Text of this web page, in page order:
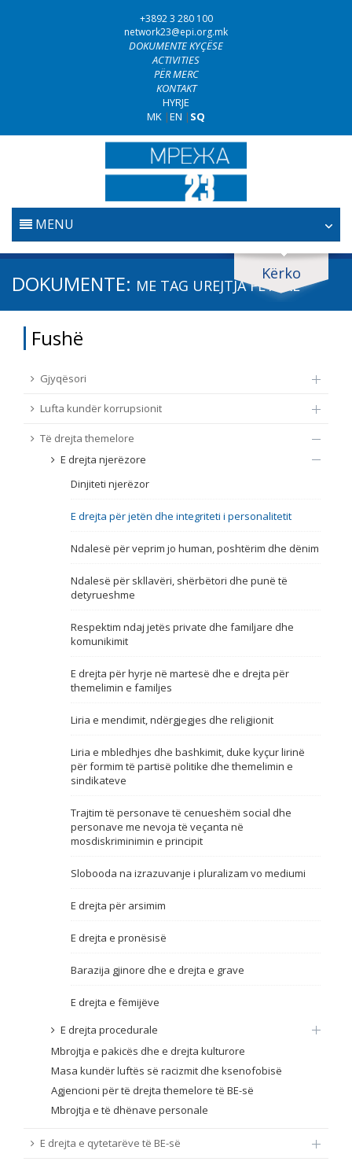
+3892 3 280 100
network23@epi.org.mk
DOKUMENTE KYÇËSE
ACTIVITIES
PËR MERC
KONTAKT
HYRJE
MK |EN | SQ
MENU
FILLESTARE
LUFTA KUNDËR KORRUPSIONIT
TË DREJTA THEMELORE
E DREJTA E QYTETARËVE TË BE-SË
Kërko
Kërko dokumente
Fushë / lëmi
Nën burim
Nga rrjeti 23
Data e shpalljes
Emër, përshkrim ose fjalen
DOKUMENTE: ME TAG UREJTJA FETARE
Fushë
Gjyqësori
Lufta kundër korrupsionit
Të drejta themelore
E drejta njerëzore
Dinjiteti njerëzor
E drejta për jetën dhe integriteti i personalitetit
Ndalesë për veprim jo human, poshtërim dhe dënim
Ndalesë për skllavëri, shërbëtori dhe punë të
detyrueshme
Respektim ndaj jetës private dhe familjare dhe
komunikimit
E drejta për hyrje në martesë dhe e drejta për
themelimin e familjes
Liria e mendimit, ndërgjegjes dhe religjionit
Liria e mbledhjes dhe bashkimit, duke kyçur lirinë
për formim të partisë politike dhe themelimin e
sindikateve
Trajtim të personave të cenueshëm social dhe
personave me nevoja të veçanta në
mosdiskriminimin e principit
Slobooda na izrazuvanje i pluralizam vo mediumi
E drejta për arsimim
E drejta e pronësisë
Barazija gjinore dhe e drejta e grave
E drejta e fëmijëve
E drejta procedurale
Mbrojtja e pakicës dhe e drejta kulturore
Masa kundër luftës së racizmit dhe ksenofobisë
Agjencioni për të drejta themelore të BE-së
Mbrojtja e të dhënave personale
E drejta e qytetarëve të BE-së